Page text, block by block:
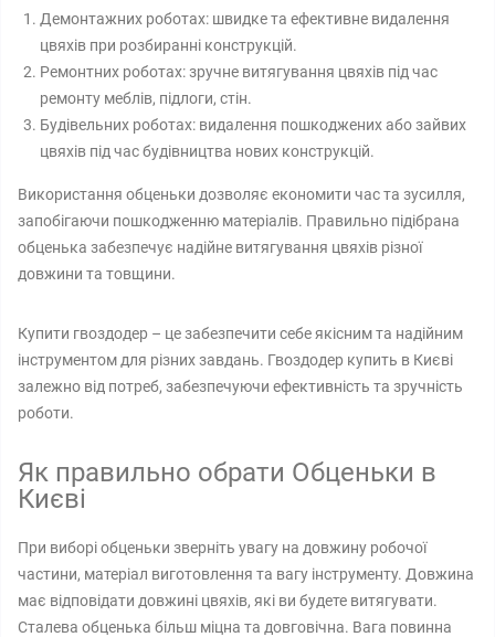
Демонтажних роботах: швидке та ефективне видалення
цвяхів при розбиранні конструкцій.
Ремонтних роботах: зручне витягування цвяхів під час
ремонту меблів, підлоги, стін.
Будівельних роботах: видалення пошкоджених або зайвих
цвяхів під час будівництва нових конструкцій.
Використання обценьки дозволяє економити час та зусилля,
запобігаючи пошкодженню матеріалів. Правильно підібрана
обценька забезпечує надійне витягування цвяхів різної
довжини та товщини.
Купити гвоздодер – це забезпечити себе якісним та надійним
інструментом для різних завдань. Гвоздодер купить в Києві
залежно від потреб, забезпечуючи ефективність та зручність
роботи.
Як правильно обрати Обценьки в
Києві
При виборі обценьки зверніть увагу на довжину робочої
частини, матеріал виготовлення та вагу інструменту. Довжина
має відповідати довжині цвяхів, які ви будете витягувати.
Сталева обценька більш міцна та довговічна. Вага повинна